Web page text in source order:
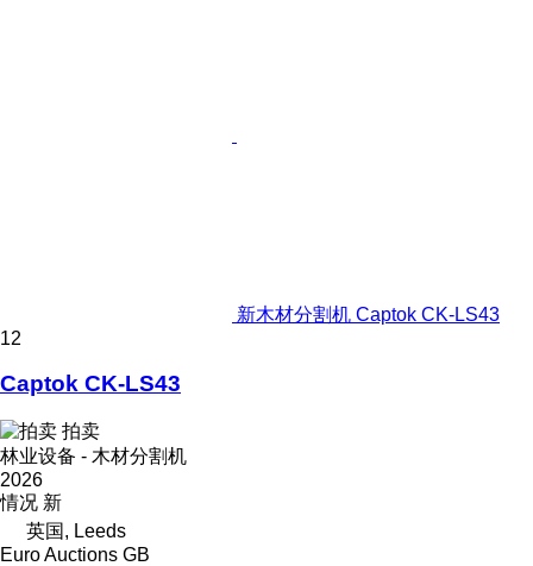
新木材分割机 Captok CK-LS43
12
Captok CK-LS43
拍卖
林业设备 - 木材分割机
2026
情况 新
英国, Leeds
Euro Auctions GB